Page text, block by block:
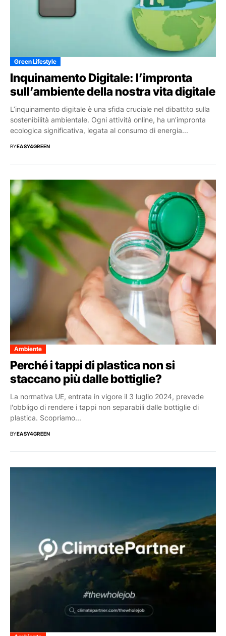
Green Lifestyle
Inquinamento Digitale: l’impronta
sull’ambiente della nostra vita digitale
L’inquinamento digitale è una sfida cruciale nel dibattito sulla
sostenibilità ambientale. Ogni attività online, ha un’impronta
ecologica significativa, legata al consumo di energia...
BYEASY4GREEN
Ambiente
Perché i tappi di plastica non si
staccano più dalle bottiglie?
La normativa UE, entrata in vigore il 3 luglio 2024, prevede
l'obbligo di rendere i tappi non separabili dalle bottiglie di
plastica. Scopriamo...
BYEASY4GREEN